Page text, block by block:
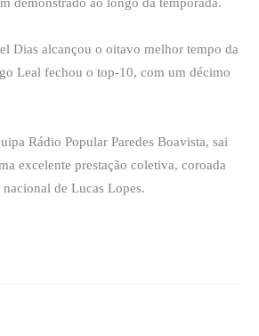
Dias alcançou o oitavo melhor tempo da
Leal fechou o top-10, com um décimo
Rádio Popular Paredes Boavista, sai
excelente prestação coletiva, coroada
de Lucas Lopes.